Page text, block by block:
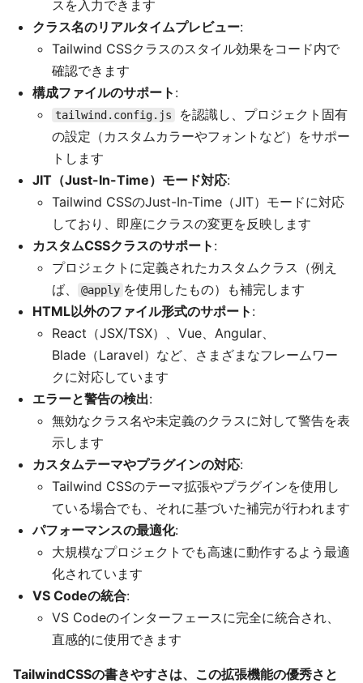
スを入力できます
クラス名のリアルタイムプレビュー:
Tailwind CSSクラスのスタイル効果をコード内で
確認できます
構成ファイルのサポート :
tailwind.config.js
を認識し、プロジェクト固有
の設定（カスタムカラーやフォントなど）をサポー
トします
JIT（Just-In-Time）モード対応:
Tailwind CSSのJust-In-Time（JIT）モードに対応
しており、即座にクラスの変更を反映します
カスタムCSSクラスのサポート :
プロジェクトに定義されたカスタムクラス（例え
ば、
@apply を使用したもの）も補完します
HTML以外のファイル形式のサポート :
React（JSX/TSX）、Vue、Angular、
Blade（Laravel）など、さまざまなフレームワー
クに対応しています
エラーと警告の検出:
無効なクラス名や未定義のクラスに対して警告を表
示します
カスタムテーマやプラグインの対応:
Tailwind CSSのテーマ拡張やプラグインを使用し
ている場合でも、それに基づいた補完が行われます
パフォーマンスの最適化:
大規模なプロジェクトでも高速に動作するよう最適
化されています
VS Codeの統合:
VS Codeのインターフェースに完全に統合され、
直感的に使用できます
TailwindCSSの書きやすさは、この拡張機能の優秀さと